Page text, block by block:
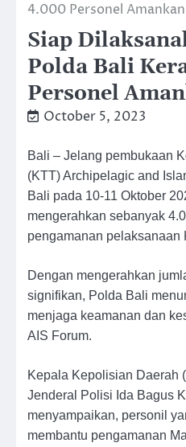
4.000 Personel Amankan
Siap
Polda Bali
Personel
October 5, 2023
Bali – Jelang pembukaan
(KTT) Archipelagic and
Bali pada 10-11 Oktober
mengerahkan sebanyak
pengamanan pelaksanaan
Dengan mengerahkan
signifikan, Polda Bali
menjaga keamanan dan
AIS Forum.
Kepala Kepolisian Daerah
Jenderal Polisi Ida Bagus
menyampaikan, personil
membantu pengamanan